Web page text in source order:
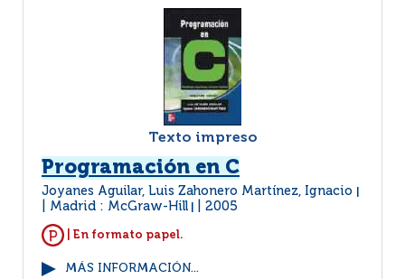
Texto impreso
Programación en C
Joyanes Aguilar, Luis Zahonero Martínez, Ignacio
Madrid : McGraw-Hill 2005
| En formato papel.
MÁS INFORMACIÓN...